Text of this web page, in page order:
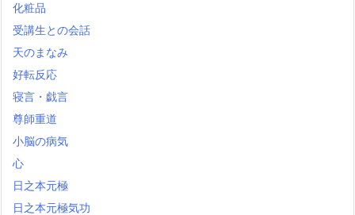
化粧品
受講生との会話
天のまなみ
好転反応
寝言・戯言
尊師重道
小脳の病気
心
日之本元極
日之本元極気功